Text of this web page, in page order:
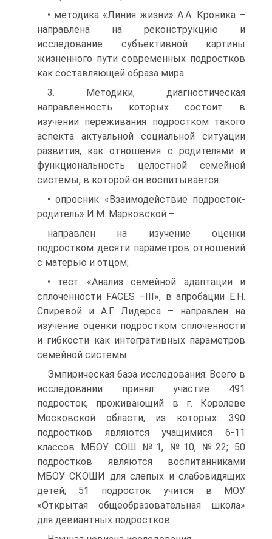
• методика «Линия жизни» А.А. Кроника –
направлена на реконструкцию и
исследование субъективной картины
жизненного пути современных подростков
как составляющей образа мира.
3. Методики, диагностическая
направленность которых состоит в
изучении переживания подростком такого
аспекта актуальной социальной ситуации
развития, как отношения с родителями и
функциональность целостной семейной
системы, в которой он воспитывается:
• опросник «Взаимодействие подросток-
родитель» И.М. Марковской –
направлен на изучение оценки
подростком десяти параметров отношений
с матерью и отцом;
• тест «Анализ семейной адаптации и
сплоченности FACES –III», в апробации Е.Н.
Спиревой и А.Г. Лидерса – направлен на
изучение оценки подростком сплоченности
и гибкости как интегративных параметров
семейной системы.
Эмпирическая база исследования. Всего в
исследовании принял участие 491
подросток, проживающий в г. Королеве
Московской области, из которых: 390
подростков являются учащимися 6-11
классов МБОУ СОШ №1, №10, №22; 50
подростков являются воспитанниками
МБОУ СКОШИ для слепых и слабовидящих
детей; 51 подросток учится в МОУ
«Открытая общеобразовательная школа»
для девиантных подростков.